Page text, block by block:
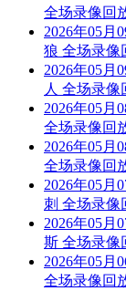
全场录像回
2026年05月
狼 全场录像
2026年05月
人 全场录像
2026年05月
全场录像回
2026年05月
全场录像回
2026年05月
刺 全场录像
2026年05月
斯 全场录像
2026年05月
全场录像回